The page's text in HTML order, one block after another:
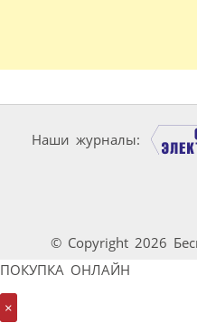
Наши журналы:
© Copyright 2026
ПОКУПКА ОНЛАЙН
×